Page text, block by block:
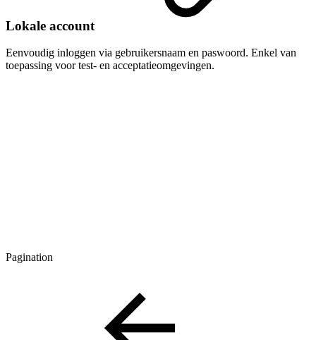
Lokale account
Eenvoudig inloggen via gebruikersnaam en paswoord. Enkel van
toepassing voor test- en acceptatieomgevingen.
Pagination